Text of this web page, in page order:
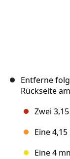
Entferne
Rückseite
Zwei
Eine
Eine 4